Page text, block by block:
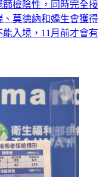
檢陰性，同時完全接
莫德納和嬌生會獲得
入境，11月前才會有